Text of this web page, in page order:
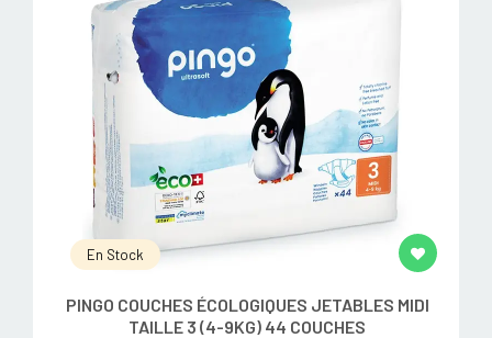
En Stock
PINGO COUCHES ÉCOLOGIQUES JETABLES MIDI
TAILLE 3 (4-9KG) 44 COUCHES